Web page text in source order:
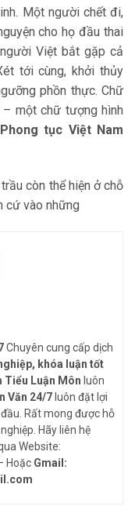
Một người chết đi,
cho họ đầu thai
Việt bắt gặp cả
tới cùng, khởi thủy
phồn thực. Chữ
– một chữ tượng hình
tục Việt Nam
còn thể hiện ở chỗ
cứ vào những
Chuyên cung cấp dịch
khóa luận tốt
Tiểu Luận Môn luôn
Văn 24/7luôn đặt lợi
Rất mong được hỗ
Hãy liên hệ
Website:
Hoặc Gmail: